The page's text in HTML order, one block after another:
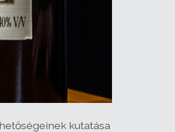
kutatása